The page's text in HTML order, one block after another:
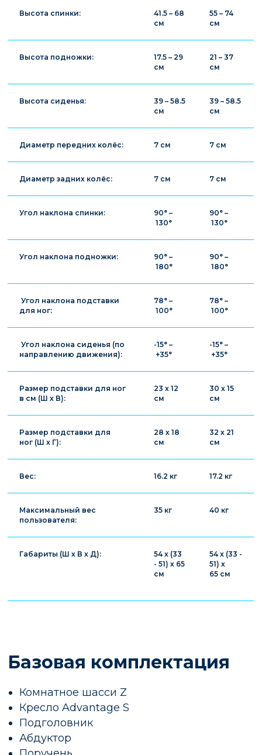
Высота спинки:
41.5 – 68
см
55 – 74
см
Высота подножки:
17.5 – 29
см
21 – 37
см
Высота сиденья:
39 – 58.5
см
39 – 58.5
см
Диаметр передних колёс: 7 см 7 см
Диаметр задних колёс: 7 см 7 см
Угол наклона спинки:
90° –
130°
90° –
130°
Угол наклона подножки:
90° –
180°
90° –
180°
Угол наклона подставки
для ног:
78° –
100°
78° –
100°
Угол наклона сиденья (по
направлению движения):
-15° –
+35°
-15° –
+35°
Размер подставки для ног
в см (Ш х В):
23 х 12
см
30 х 15
см
Размер подставки для
ног (Ш х Г):
28 х 18
см
32 х 21
см
Вес: 16.2 кг 17.2 кг
Максимальный вес
пользователя:
35 кг 40 кг
Габариты (Ш х В х Д):
54 х (33
- 51) х 65
см
54 х (33 -
51) х
65 см
Базовая комплектация
Комнатное шасси Z
Кресло Advantage S
Подголовник
Абдуктор